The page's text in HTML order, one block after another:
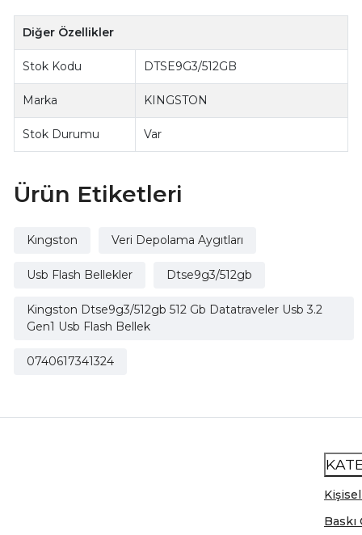
Diğer Özellikler
Stok Kodu DTSE9G3/512GB
Marka KINGSTON
Stok Durumu Var
Ürün Etiketleri
Kıngston Veri Depolama Aygıtları
Usb Flash Bellekler Dtse9g3/512gb
Kingston Dtse9g3/512gb 512 Gb Datatraveler Usb 3.2
Gen1 Usb Flash Bellek
0740617341324